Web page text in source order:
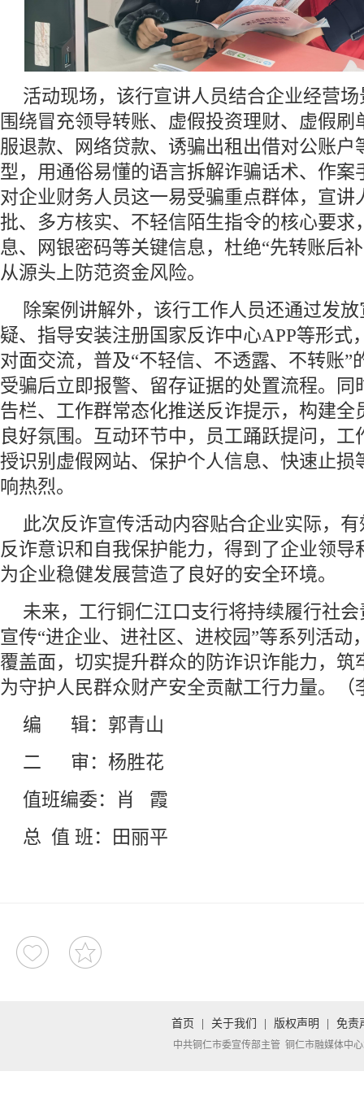
活动现场，该行宣讲人员结合企业经营
围绕冒充领导转账、虚假投资理财、虚假刷
服退款、网络贷款、诱骗出租出借对公账户
型，用通俗易懂的语言拆解诈骗话术、作案
对企业财务人员这一易受骗重点群体，宣讲
批、多方核实、不轻信陌生指令的核心要求
息、网银密码等关键信息，杜绝“先转账后
从源头上防范资金风险。
除案例讲解外，该行工作人员还通过发
疑、指导安装注册国家反诈中心APP等形式
对面交流，普及“不轻信、不透露、不转账”
受骗后立即报警、留存证据的处置流程。同
告栏、工作群常态化推送反诈提示，构建全
良好氛围。互动环节中，员工踊跃提问，工
授识别虚假网站、保护个人信息、快速止损
响热烈。
此次反诈宣传活动内容贴合企业实际，
反诈意识和自我保护能力，得到了企业领导
为企业稳健发展营造了良好的安全环境。
未来，工行铜仁江口支行将持续履行社
宣传“进企业、进社区、进校园”等系列活动
覆盖面，切实提升群众的防诈识诈能力，筑
为守护人民群众财产安全贡献工行力量。（
编 辑：郭青山
二 审：杨胜花
值班编委：肖 霞
总 值 班：田丽平
首页 关于我们 版权声明 免责
中共铜仁市委宣传部主管 铜仁市融媒体中心